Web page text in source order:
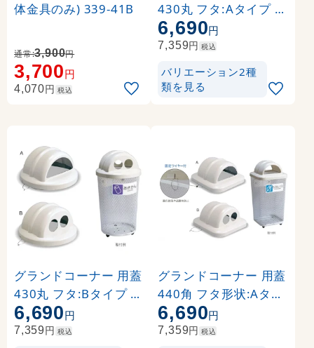
体金具のみ) 339-41B
通常:3,900円
3,700円
4,070円 税込
430丸 フタ:Aタイプ (S
-200-520-0)
6,690円
7,359円 税込
バリエーション2種
類を見る
グランドコーナー 用蓋
430丸 フタ:Bタイプ (D
S-200-521-0)
6,690円
7,359円 税込
グランドコーナー 用蓋
440角 フタ形状:Aタイ
プ (S-200-560-0)
6,690円
7,359円 税込